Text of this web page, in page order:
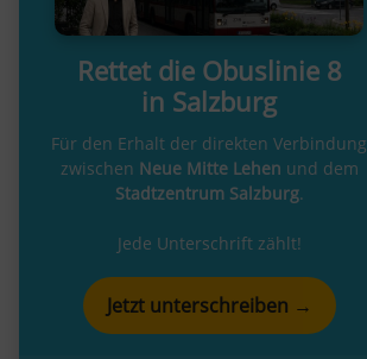
Rettet die Obuslinie 8
in Salzburg
Für den Erhalt der direkten Verbindung
zwischen Neue Mitte Lehen und dem
Stadtzentrum Salzburg.
Jede Unterschrift zählt!
Jetzt unterschreiben →